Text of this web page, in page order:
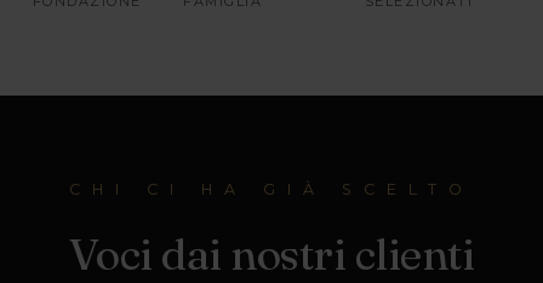
CHI CI HA GIÀ SCELTO
Voci dai nostri clienti